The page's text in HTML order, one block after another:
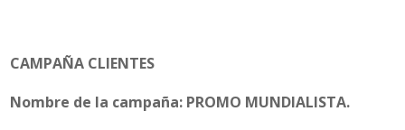
CAMPAÑA CLIENTES
Nombre de la campaña: PROMO MUNDIALISTA.